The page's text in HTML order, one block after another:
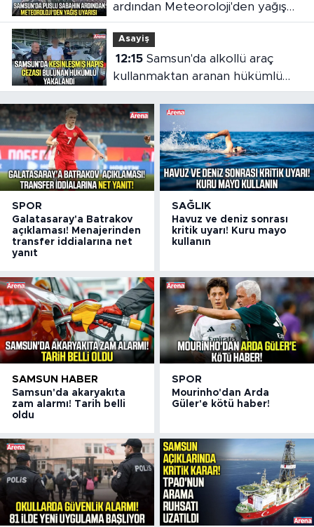
ardından Meteoroloji'den yağış
uyarısı
Asayiş
12:15Samsun'da alkollü araç
kullanmaktan aranan hükümlü
cezaevine gönderildi
SPOR
Galatasaray'a Batrakov
açıklaması! Menajerinden
transfer iddialarına net
yanıt
SAĞLIK
Havuz ve deniz sonrası
kritik uyarı! Kuru mayo
kullanın
SAMSUN HABER
Samsun'da akaryakıta
zam alarmı! Tarih belli
oldu
SPOR
Mourinho'dan Arda
Güler'e kötü haber!